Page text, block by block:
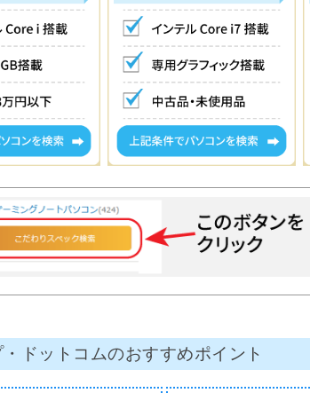
ドットコムのおすすめポイント